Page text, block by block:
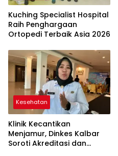
Kuching Specialist Hospital
Raih Penghargaan
Ortopedi Terbaik Asia 2026
Kesehatan
Klinik Kecantikan
Menjamur, Dinkes Kalbar
Soroti Akreditasi dan